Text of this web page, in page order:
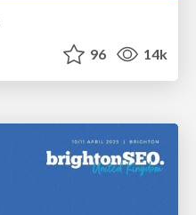
96 14k